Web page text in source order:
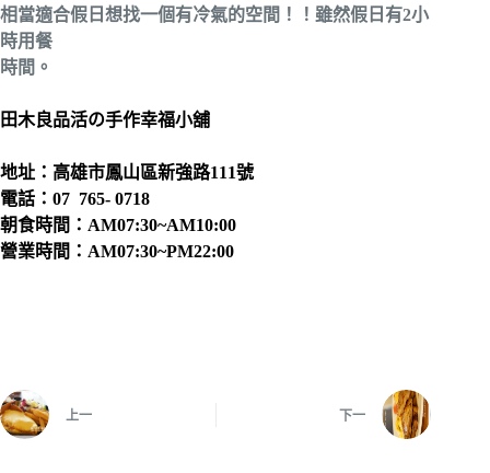
相當適合假日想找一個有冷氣的空間！！雖然假日有2小
時用餐
時間。
田木良品活の手作幸福小舖
地址：高雄市鳳山區新強路111號
電話：07 765- 0718
朝食時間：AM07:30~AM10:00
營業時間：AM07:30~PM22:00
上一 下一